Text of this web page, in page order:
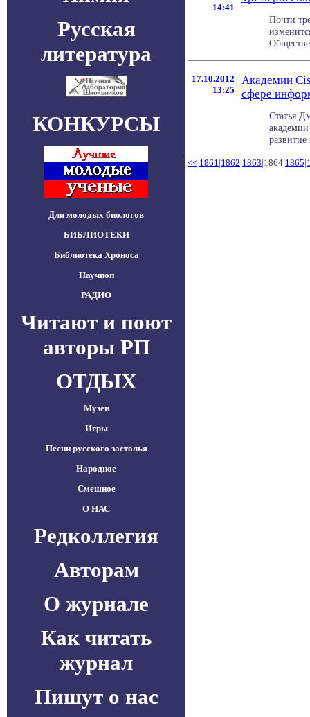
Русская
литература
КОНКУРСЫ
Для молодых биологов
БИБЛИОТЕКИ
Библиотека Хроноса
Научпоп
РАДИО
Читают и поют
авторы РП
ОТДЫХ
Музеи
Игры
Песни русского застолья
Народное
Смешное
О НАС
Редколлегия
Авторам
О журнале
Как читать
журнал
Пишут о нас
14:41
Почти
17.10.2012
13:25
Академии
сфере
Статья
<< 1861|1862|1863|1864|1865|